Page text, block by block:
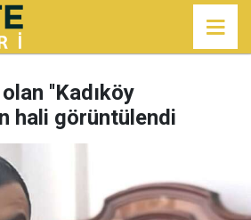
''Kadıköy
hali görüntülendi